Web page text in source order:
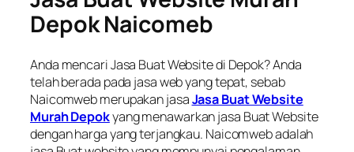
Depok Naicomeb
Anda mencari Jasa Buat Website di Depok? Anda
telah berada pada jasa web yang tepat, sebab
Naicomweb merupakan jasaJasa Buat Website
Murah Depokyang menawarkan jasa Buat Website
dengan harga yang terjangkau. Naicomweb adalah